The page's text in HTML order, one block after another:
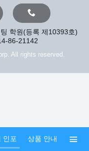
인포 상품 안내
학원(등록 제10393호)
86-21142
All rights reserved.